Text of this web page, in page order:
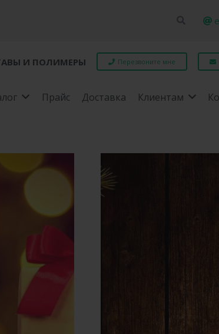
И ПОЛИМЕРЫ Перезвоните мне
Прайс Доставка Клиентам